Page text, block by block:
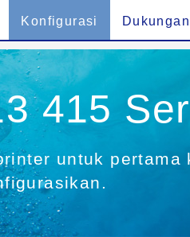
Konfigurasi Dukungan
415
untuk pertama